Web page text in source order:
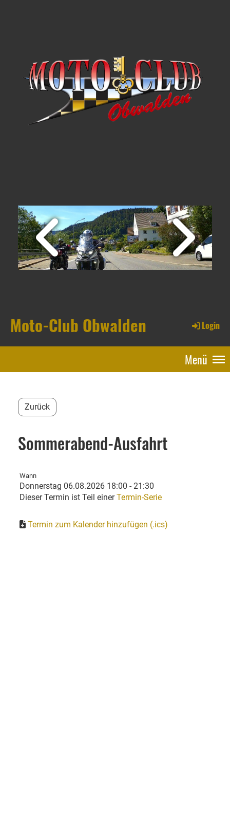
Moto-Club Obwalden Login
Menü
Zurück
Sommerabend-Ausfahrt
Wann
Donnerstag 06.08.2026 18:00 - 21:30
Dieser Termin ist Teil einerTermin-Serie
Termin zum Kalender hinzufügen (.ics)